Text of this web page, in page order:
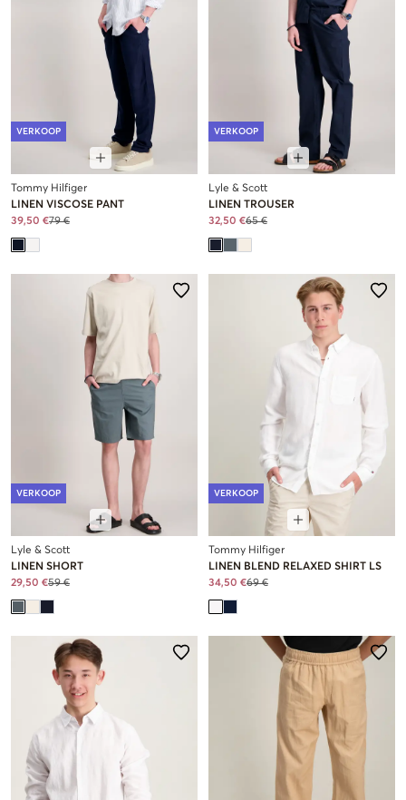
VERKOOP
Tommy Hilfiger
LINEN VISCOSE PANT
39,50 €79 €
VERKOOP
Lyle & Scott
LINEN TROUSER
32,50 €65 €
VERKOOP
Lyle & Scott
LINEN SHORT
29,50 €59 €
VERKOOP
Tommy Hilfiger
LINEN BLEND RELAXED SHIRT LS
34,50 €69 €